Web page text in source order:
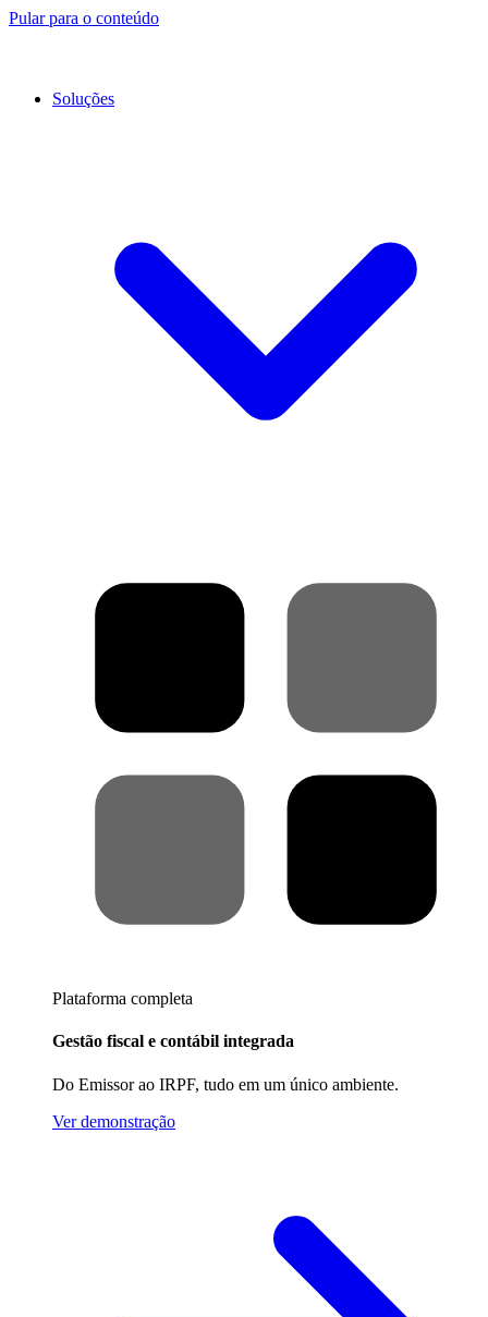
Pular para o conteúdo
Soluções
Plataforma completa
Gestão fiscal e contábil integrada
Do Emissor ao IRPF, tudo em um único ambiente.
Ver demonstração